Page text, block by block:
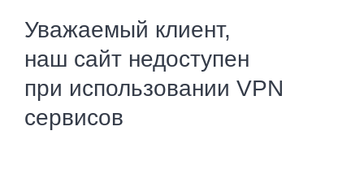
Уважаемый клиент,
наш сайт недоступен
при использовании VPN
сервисов